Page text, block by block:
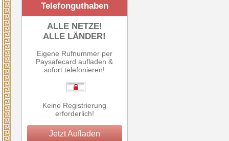
Telefonguthaben
ALLE NETZE!
ALLE LÄNDER!
Eigene Rufnummer per
Paysafecard aufladen &
sofort telefonieren!
Keine Registrierung
erforderlich!
Jetzt Aufladen